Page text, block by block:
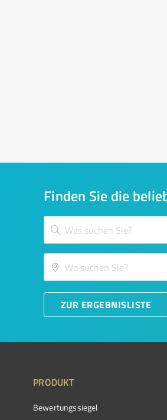
Finden Sie die
ZUR ERGEBNISLISTE
PRODUKT
Bewertungssiegel